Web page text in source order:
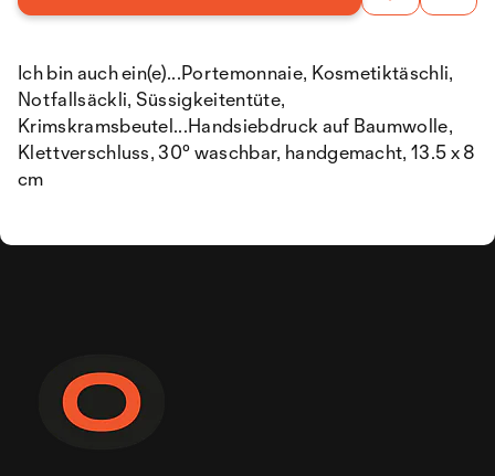
Ich bin auch ein(e)...Portemonnaie, Kosmetiktäschli,
Notfallsäckli, Süssigkeitentüte,
Krimskramsbeutel...Handsiebdruck auf Baumwolle,
Klettverschluss, 30° waschbar, handgemacht, 13.5 x 8
cm